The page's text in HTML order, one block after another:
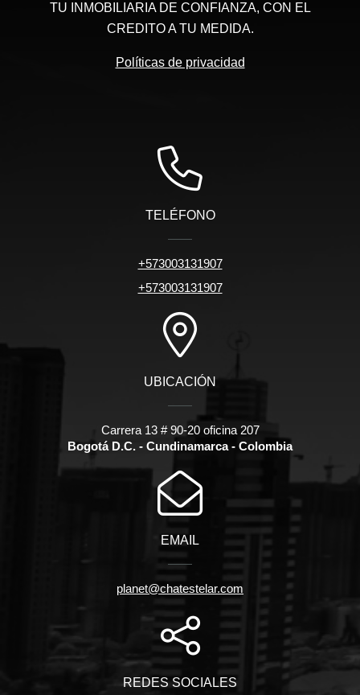
TU INMOBILIARIA DE CONFIANZA, CON EL
CREDITO A TU MEDIDA.
Políticas de privacidad
TELÉFONO
+573003131907
+573003131907
UBICACIÓN
Carrera 13 # 90-20 oficina 207
Bogotá D.C. - Cundinamarca - Colombia
EMAIL
planet@chatestelar.com
REDES SOCIALES